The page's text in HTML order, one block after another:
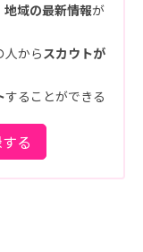
地域の最新情報が
人からスカウトが
することができる
る